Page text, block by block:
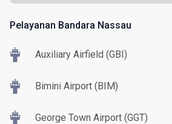
Pelayanan Bandara Nassau
Auxiliary Airfield (GBI)
Bimini Airport (BIM)
George Town Airport (GGT)